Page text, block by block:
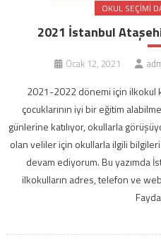
OKUL SEÇIMI
2021 İstanbul
Ocak 12, 2021
2021-2022 dönemi için ilkokul
çocuklarının iyi bir eğitim
günlerine katılıyor, okullarla
olan veliler için okullarla ilgili
devam ediyorum. Bu yazımda
ilkokulların adres, telefon ve